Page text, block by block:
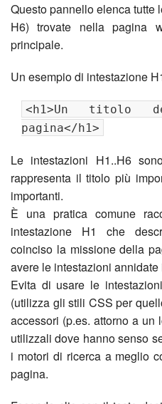
Questo pannello elenca tutte
H6) trovate nella pagina
principale.
Un esempio di intestazione
<h1>Un titolo
pagina</h1>
Le intestazioni H1..H6
rappresenta il titolo più
importanti.
È una pratica comune
intestazione H1 che
coinciso la missione della
avere le intestazioni
Evita di usare le
(utilizza gli stili CSS per
accessori (p.es. attorno a un
utilizzali dove hanno senso
i motori di ricerca a meglio
pagina.